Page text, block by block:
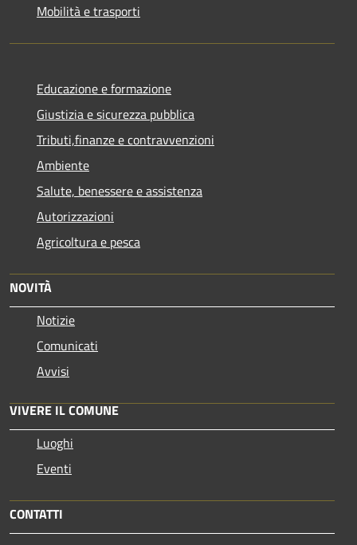
Mobilità e trasporti
Educazione e formazione
Giustizia e sicurezza pubblica
Tributi,finanze e contravvenzioni
Ambiente
Salute, benessere e assistenza
Autorizzazioni
Agricoltura e pesca
NOVITÀ
Notizie
Comunicati
Avvisi
VIVERE IL COMUNE
Luoghi
Eventi
CONTATTI